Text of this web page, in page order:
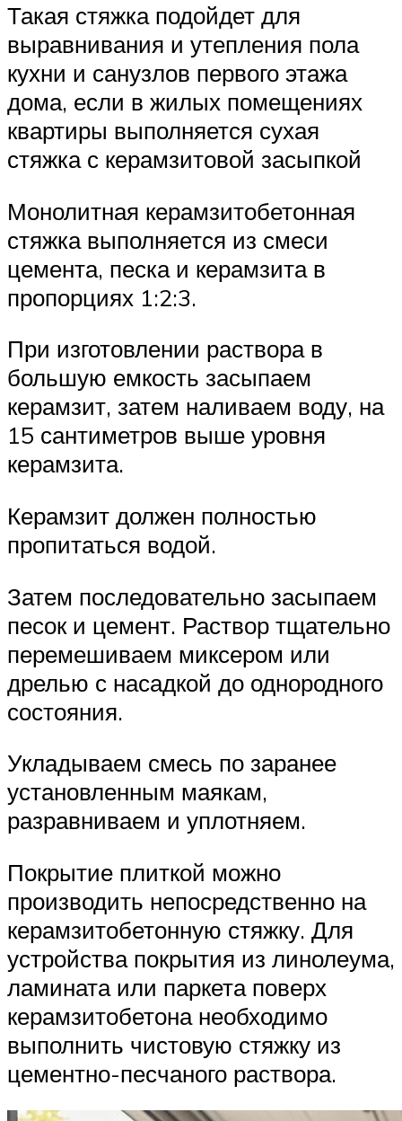
Такая стяжка подойдет для
выравнивания и утепления пола
кухни и санузлов первого этажа
дома, если в жилых помещениях
квартиры выполняется сухая
стяжка с керамзитовой засыпкой
Монолитная керамзитобетонная
стяжка выполняется из смеси
цемента, песка и керамзита в
пропорциях 1:2:3.
При изготовлении раствора в
большую емкость засыпаем
керамзит, затем наливаем воду, на
15 сантиметров выше уровня
керамзита.
Керамзит должен полностью
пропитаться водой.
Затем последовательно засыпаем
песок и цемент. Раствор тщательно
перемешиваем миксером или
дрелью с насадкой до однородного
состояния.
Укладываем смесь по заранее
установленным маякам,
разравниваем и уплотняем.
Покрытие плиткой можно
производить непосредственно на
керамзитобетонную стяжку. Для
устройства покрытия из линолеума,
ламината или паркета поверх
керамзитобетона необходимо
выполнить чистовую стяжку из
цементно-песчаного раствора.